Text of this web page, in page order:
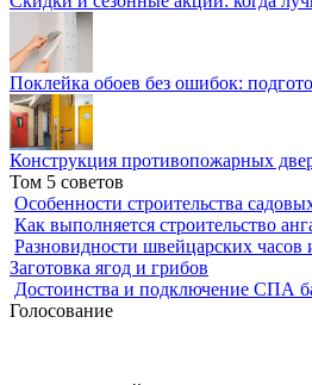
Поклейка обоев без ошибок:
Конструкция противопожарных
Том 5 советов
Особенности строительства
Как выполняется строительство
Разновидности швейцарских
Заготовка ягод и грибов
Достоинства и подключение СПА
Голосование